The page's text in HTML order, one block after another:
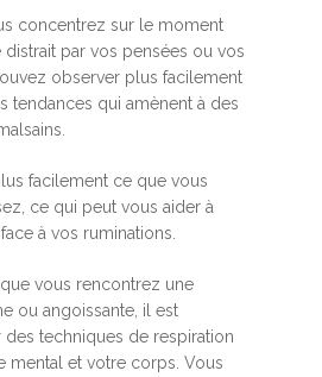
concentrez sur le moment
distrait par vos pensées ou vos
observer plus facilement
tendances qui amènent à des
facilement ce que vous
ce qui peut vous aider à
à vos ruminations.
vous rencontrez une
ou angoissante, il est
des techniques de respiration
mental et votre corps. Vous